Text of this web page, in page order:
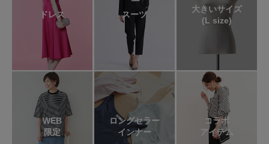
ドレス スーツ
大きいサイズ
(L size)
WEB
限定
ロングセラー
インナー
コラボ
アイテム